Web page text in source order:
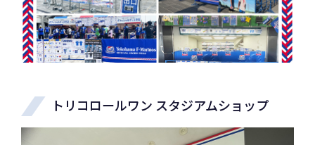
トリコロールワン スタジアムショップ